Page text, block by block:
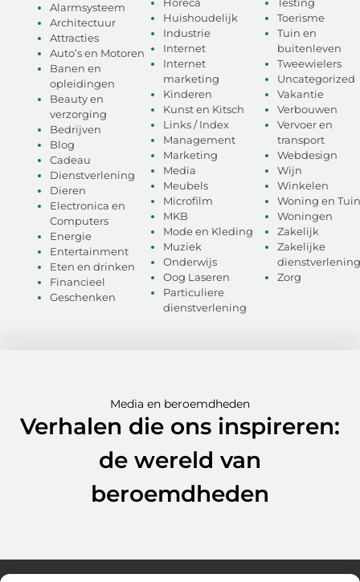
Alarmsysteem
Architectuur
Attracties
Auto’s en Motoren
Banen en
opleidingen
Beauty en
verzorging
Bedrijven
Blog
Cadeau
Dienstverlening
Dieren
Electronica en
Computers
Energie
Entertainment
Eten en drinken
Financieel
Geschenken
Horeca
Huishoudelijk
Industrie
Internet
Internet
marketing
Kinderen
Kunst en Kitsch
Links / Index
Management
Marketing
Media
Meubels
Microfilm
MKB
Mode en Kleding
Muziek
Onderwijs
Oog Laseren
Particuliere
dienstverlening
Testing
Toerisme
Tuin en
buitenleven
Tweewielers
Uncategorized
Vakantie
Verbouwen
Vervoer en
transport
Webdesign
Wijn
Winkelen
Woning en Tuin
Woningen
Zakelijk
Zakelijke
dienstverlening
Zorg
Media en beroemdheden
Verhalen die ons inspireren:
de wereld van
beroemdheden